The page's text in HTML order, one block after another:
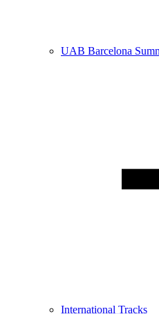
UAB Barcelona
International Tracks